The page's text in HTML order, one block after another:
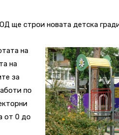
ще строи новата детска
на
на
за
по
от 0 до